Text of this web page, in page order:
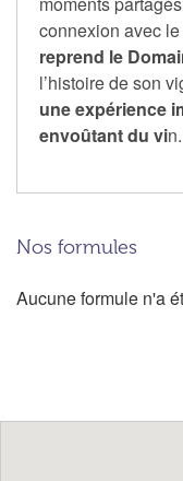
connexion avec
reprend le
l’histoire de son
une expérience
envoûtant du vin.
Nos formules
Aucune formule n'a